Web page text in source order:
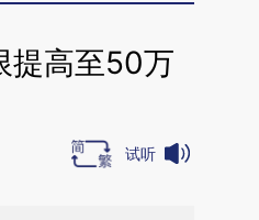
提高至50万
试听